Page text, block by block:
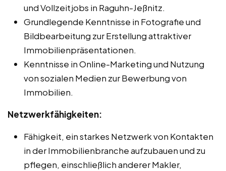
und Vollzeitjobs in Raguhn-Jeßnitz.
Grundlegende Kenntnisse in Fotografie und
Bildbearbeitung zur Erstellung attraktiver
Immobilienpräsentationen.
Kenntnisse in Online-Marketing und Nutzung
von sozialen Medien zur Bewerbung von
Immobilien.
Netzwerkfähigkeiten:
Fähigkeit, ein starkes Netzwerk von Kontakten
in der Immobilienbranche aufzubauen und zu
pflegen, einschließlich anderer Makler,